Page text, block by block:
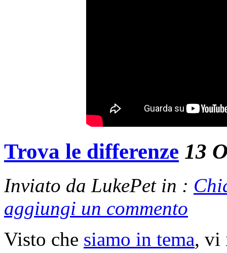
Trova le differenze 13
Inviato da LukePet in :
aggiungi un commento
Visto che siamo in tema, vi